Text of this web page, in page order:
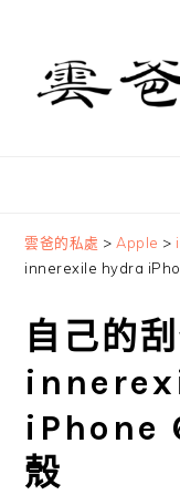
primary
navigation
content
primary
sidebar
雲爸的私處 > Apple >
innerexile hydra
自己的
iPhone
殼